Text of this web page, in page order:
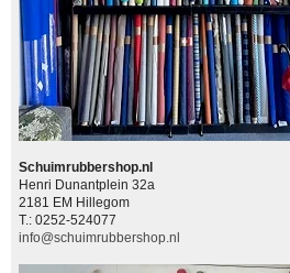
Schuimrubbershop.nl
Henri Dunantplein 32a
2181 EM Hillegom
T.: 0252-524077
info@schuimrubbershop.nl